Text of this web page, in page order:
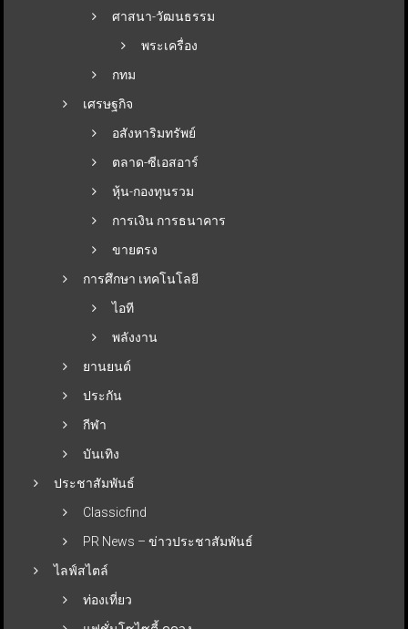
ศาสนา-วัฒนธรรม
พระเครื่อง
กทม
เศรษฐกิจ
อสังหาริมทรัพย์
ตลาด-ซีเอสอาร์
หุ้น-กองทุนรวม
การเงิน การธนาคาร
ขายตรง
การศึกษา เทคโนโลยี
ไอที
พลังงาน
ยานยนต์
ประกัน
กีฬา
บันเทิง
ประชาสัมพันธ์
Classicfind
PR News – ข่าวประชาสัมพันธ์
ไลฟ์สไตล์
ท่องเที่ยว